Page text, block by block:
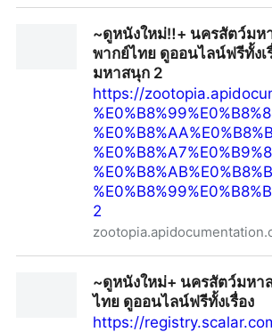
~ดูหนังใหม่‼️+ นครสัตว์มห
พากย์ไทย ดูออนไลน์ฟรีทั้งเ
มหาสนุก 2
https://
2
ออนไลน์ฟรีทั้งเรื่อง | นครสัตว์มหาสนุก
~ดูหนังใหม่+ นครสัตว์มหา
ไทย ดูออนไลน์ฟรีทั้งเรื่อง
https://